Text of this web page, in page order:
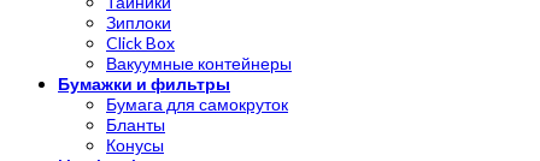
Зиплоки
Click Box
Вакуумные контейнеры
Бумажки и фильтры
Бумага для самокруток
Бланты
Конусы